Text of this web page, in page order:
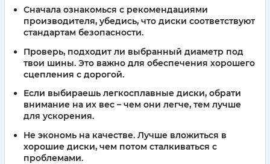
Сначала ознакомься с рекомендациями
производителя, убедись, что диски соответствуют
стандартам безопасности.
Проверь, подходит ли выбранный диаметр под
твои шины. Это важно для обеспечения хорошего
сцепления с дорогой.
Если выбираешь легкосплавные диски, обрати
внимание на их вес – чем они легче, тем лучше
для ускорения.
Не экономь на качестве. Лучше вложиться в
хорошие диски, чем потом сталкиваться с
проблемами.